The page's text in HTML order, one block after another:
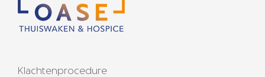
Klachtenprocedure